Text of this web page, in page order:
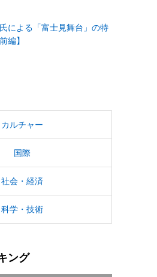
による「富士見舞台」の特
編】
カルチャー
国際
社会・経済
科学・技術
ング